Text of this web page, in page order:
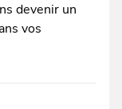
devenir un
vos